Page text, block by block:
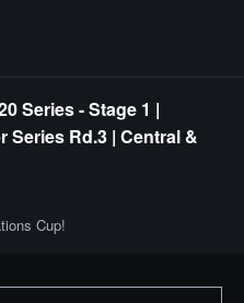
Series - Stage 1 |
Series Rd.3 | Central &
Cup!